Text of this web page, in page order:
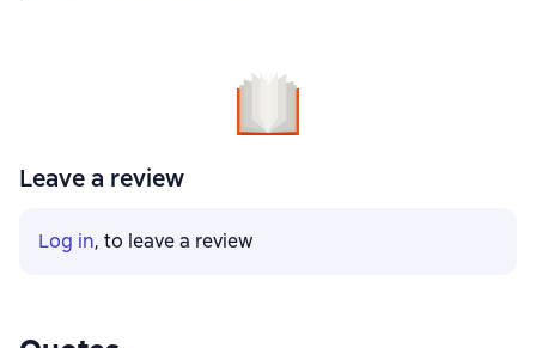
Leave a review
Log in, to leave a review